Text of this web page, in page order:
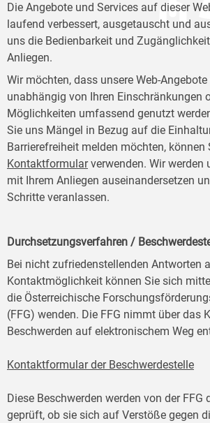
Die Angebote und Services auf dieser
laufend verbessert, ausgetauscht und
uns die Bedienbarkeit und
Anliegen.
Wir möchten, dass unsere Web-
unabhängig von Ihren Einschränkungen
Möglichkeiten umfassend genutzt
Sie uns Mängel in Bezug auf die
Barrierefreiheit melden möchten, können
Kontaktformularverwenden. Wir werden
mit Ihrem Anliegen auseinandersetzen
Schritte veranlassen.
Durchsetzungsverfahren /
Bei nicht zufriedenstellenden Antworten
Kontaktmöglichkeit können Sie sich
die Österreichische
(FFG) wenden. Die FFG nimmt über das
Beschwerden auf elektronischem Weg
Kontaktformular der Beschwerdestelle
Diese Beschwerden werden von der FFG
geprüft, ob sie sich auf Verstöße gegen